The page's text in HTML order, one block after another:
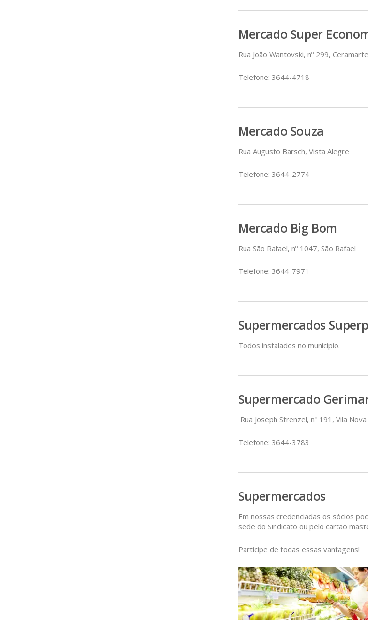
Mercado Super
Rua João Wantovski, nº 299, Ceramarte
Telefone: 3644-4718
Mercado Souza
Rua Augusto Barsch, Vista Alegre
Telefone: 3644-2774
Mercado Big Bom
Rua São Rafael, nº 1047, São Rafael
Telefone: 3644-7971
Supermercados
Todos instalados no município.
Supermercado
Rua Joseph Strenzel, nº 191, Vila Nova
Telefone: 3644-3783
Supermercados
Em nossas credenciadas os sócios
sede do Sindicato ou pelo cartão
Participe de todas essas vantagens!